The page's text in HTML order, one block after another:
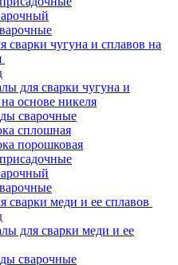
сварки чугуна и сплавов на
для сварки чугуна и
основе никеля
сварочные
сплошная
порошковая
сварки меди и ее сплавов
для сварки меди и ее
сварочные